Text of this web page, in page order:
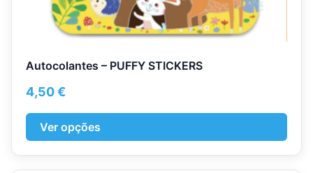
Autocolantes – PUFFY STICKERS
4,50€
Ver opções